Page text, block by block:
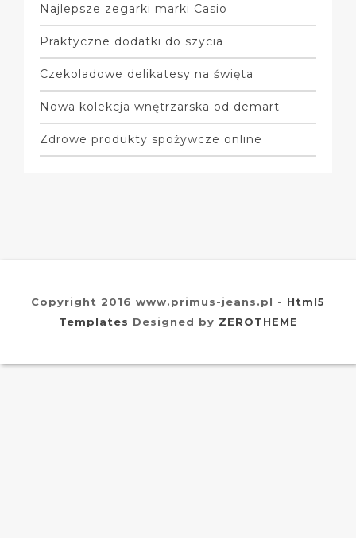
Najlepsze zegarki marki Casio
Praktyczne dodatki do szycia
Czekoladowe delikatesy na święta
Nowa kolekcja wnętrzarska od demart
Zdrowe produkty spożywcze online
Copyright 2016 www.primus-jeans.pl - Html5
Templates Designed by ZEROTHEME